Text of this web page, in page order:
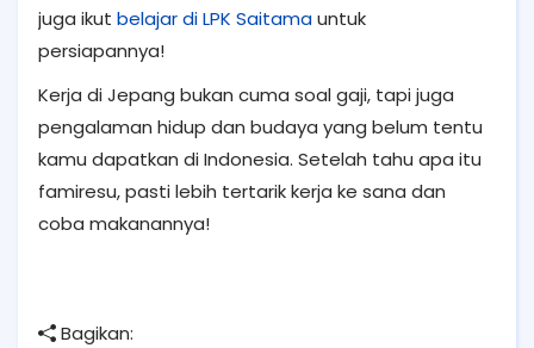
juga ikut belajar di LPK Saitamauntuk
persiapannya!
Kerja di Jepang bukan cuma soal gaji, tapi juga
pengalaman hidup dan budaya yang belum tentu
kamu dapatkan di Indonesia. Setelah tahu apa itu
famiresu, pasti lebih tertarik kerja ke sana dan
coba makanannya!
Bagikan: